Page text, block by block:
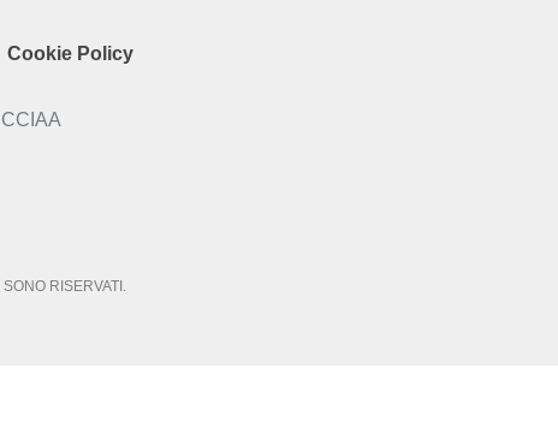
Cookie Policy
RISERVATI.